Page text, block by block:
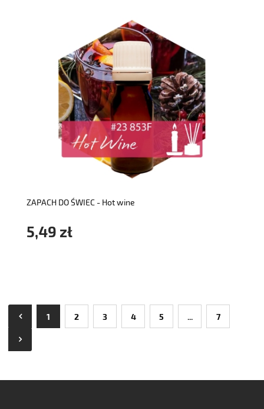
ZAPACH DO ŚWIEC - Hot wine
5,49 zł
do koszyka
1 2 3 4 5 ... 7